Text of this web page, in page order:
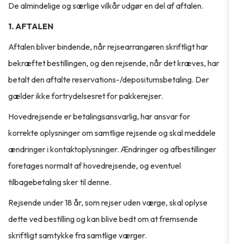
De almindelige og særlige vilkår udgør en del af aftalen.
1. AFTALEN
Aftalen bliver bindende, når rejsearrangøren skriftligt har
bekræftet bestillingen, og den rejsende, når det kræves, har
betalt den aftalte reservations-/depositumsbetaling. Der
gælder ikke fortrydelsesret for pakkerejser.
Hovedrejsende er betalingsansvarlig, har ansvar for
korrekte oplysninger om samtlige rejsende og skal meddele
ændringer i kontaktoplysninger. Ændringer og afbestillinger
foretages normalt af hovedrejsende, og eventuel
tilbagebetaling sker til denne.
Rejsende under 18 år, som rejser uden værge, skal oplyse
dette ved bestilling og kan blive bedt om at fremsende
skriftligt samtykke fra samtlige værger.